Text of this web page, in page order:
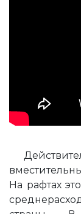
На рафтах